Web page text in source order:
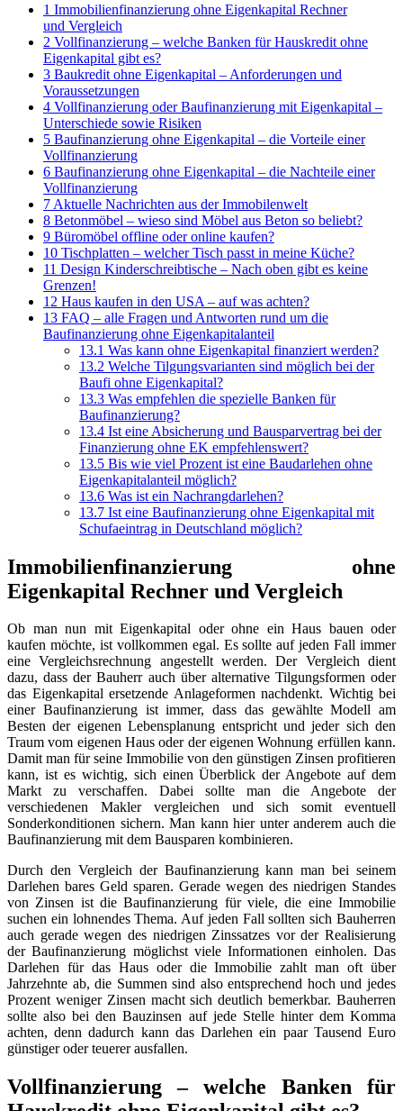
1 Immobilienfinanzierung ohne Eigenkapital Rechner
und Vergleich
2 Vollfinanzierung – welche Banken für Hauskredit ohne
Eigenkapital gibt es?
3 Baukredit ohne Eigenkapital – Anforderungen und
Voraussetzungen
4 Vollfinanzierung oder Baufinanzierung mit Eigenkapital –
Unterschiede sowie Risiken
5 Baufinanzierung ohne Eigenkapital – die Vorteile einer
Vollfinanzierung
6 Baufinanzierung ohne Eigenkapital – die Nachteile einer
Vollfinanzierung
7 Aktuelle Nachrichten aus der Immobilenwelt
8 Betonmöbel – wieso sind Möbel aus Beton so beliebt?
9 Büromöbel offline oder online kaufen?
10 Tischplatten – welcher Tisch passt in meine Küche?
11 Design Kinderschreibtische – Nach oben gibt es keine
Grenzen!
12 Haus kaufen in den USA – auf was achten?
13 FAQ – alle Fragen und Antworten rund um die
Baufinanzierung ohne Eigenkapitalanteil
13.1 Was kann ohne Eigenkapital finanziert werden?
13.2 Welche Tilgungsvarianten sind möglich bei der
Baufi ohne Eigenkapital?
13.3 Was empfehlen die spezielle Banken für
Baufinanzierung?
13.4 Ist eine Absicherung und Bausparvertrag bei der
Finanzierung ohne EK empfehlenswert?
13.5 Bis wie viel Prozent ist eine Baudarlehen ohne
Eigenkapitalanteil möglich?
13.6 Was ist ein Nachrangdarlehen?
13.7 Ist eine Baufinanzierung ohne Eigenkapital mit
Schufaeintrag in Deutschland möglich?
Immobilienfinanzierung ohne
Eigenkapital Rechner und Vergleich
Ob man nun mit Eigenkapital oder ohne ein Haus bauen oder
kaufen möchte, ist vollkommen egal. Es sollte auf jeden Fall immer
eine Vergleichsrechnung angestellt werden. Der Vergleich dient
dazu, dass der Bauherr auch über alternative Tilgungsformen oder
das Eigenkapital ersetzende Anlageformen nachdenkt. Wichtig bei
einer Baufinanzierung ist immer, dass das gewählte Modell am
Besten der eigenen Lebensplanung entspricht und jeder sich den
Traum vom eigenen Haus oder der eigenen Wohnung erfüllen kann.
Damit man für seine Immobilie von den günstigen Zinsen profitieren
kann, ist es wichtig, sich einen Überblick der Angebote auf dem
Markt zu verschaffen. Dabei sollte man die Angebote der
verschiedenen Makler vergleichen und sich somit eventuell
Sonderkonditionen sichern. Man kann hier unter anderem auch die
Baufinanzierung mit dem Bausparen kombinieren.
Durch den Vergleich der Baufinanzierung kann man bei seinem
Darlehen bares Geld sparen. Gerade wegen des niedrigen Standes
von Zinsen ist die Baufinanzierung für viele, die eine Immobilie
suchen ein lohnendes Thema. Auf jeden Fall sollten sich Bauherren
auch gerade wegen des niedrigen Zinssatzes vor der Realisierung
der Baufinanzierung möglichst viele Informationen einholen. Das
Darlehen für das Haus oder die Immobilie zahlt man oft über
Jahrzehnte ab, die Summen sind also entsprechend hoch und jedes
Prozent weniger Zinsen macht sich deutlich bemerkbar. Bauherren
sollte also bei den Bauzinsen auf jede Stelle hinter dem Komma
achten, denn dadurch kann das Darlehen ein paar Tausend Euro
günstiger oder teuerer ausfallen.
Vollfinanzierung – welche Banken für